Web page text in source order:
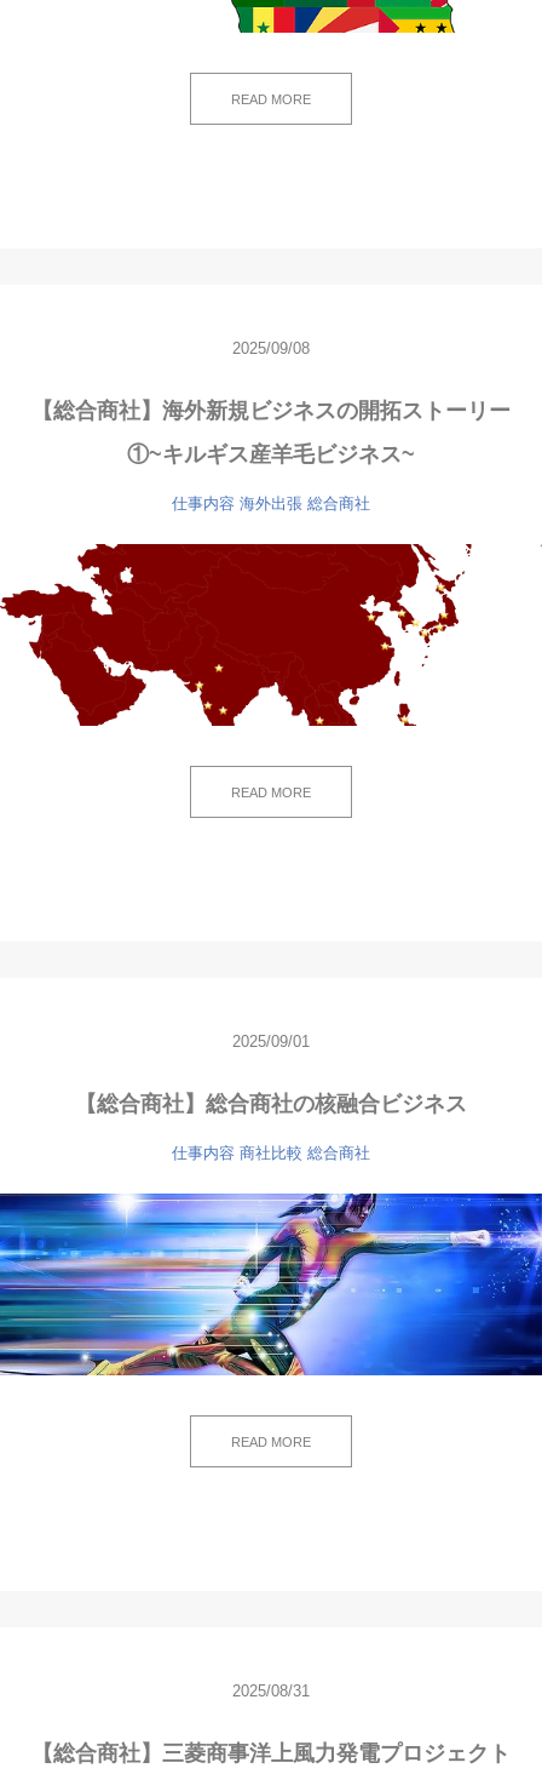
READ MORE
2025/09/08
【総合商社】海外新規ビジネスの開拓ストーリー
①~キルギス産羊毛ビジネス~
仕事内容 海外出張 総合商社
READ MORE
2025/09/01
【総合商社】総合商社の核融合ビジネス
仕事内容 商社比較 総合商社
READ MORE
2025/08/31
【総合商社】三菱商事洋上風力発電プロジェクト